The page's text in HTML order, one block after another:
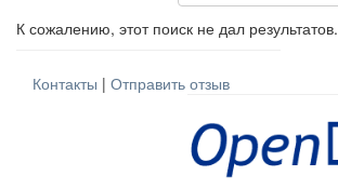
К сожалению, этот поиск не дал результатов.
Контакты | Отправить отзыв